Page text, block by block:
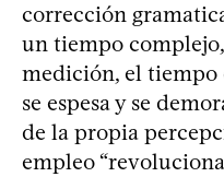
corrección
un tiempo
medición, el tiempo
se espesa y se
de la propia
empleo